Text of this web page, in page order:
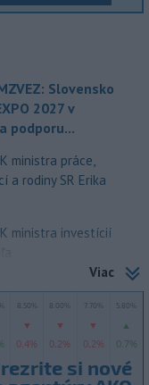
Slovensko
2027 v
podporu...
ministra práce,
a rodiny SR Erika
ministra investícií
Viac